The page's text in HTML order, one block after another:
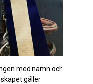
med namn och
gäller